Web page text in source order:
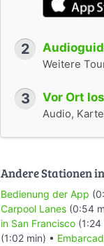
2
Weitere
3 Vor Ort
Audio,
Andere Stationen
Bedienung der App
Carpool Lanes (0:54
in San Francisco (1:24
(1:02 min) •